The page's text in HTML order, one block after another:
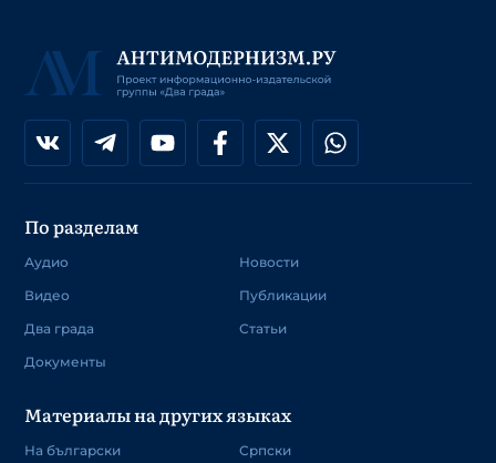
По разделам
Аудио
Видео
Два града
Документы
Новости
Публикации
Статьи
Материалы на других языках
На български
Српски